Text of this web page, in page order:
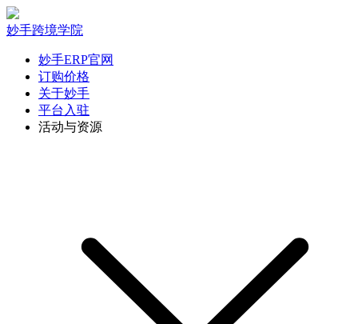
妙手跨境学院
妙手ERP官网
订购价格
关于妙手
平台入驻
活动与资源